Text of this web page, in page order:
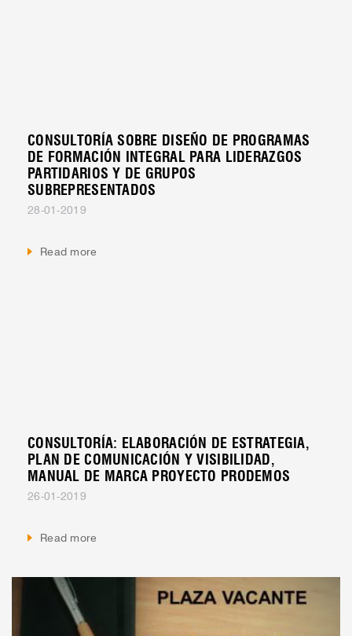
CONSULTORÍA SOBRE DISEÑO DE PROGRAMAS
DE FORMACIÓN INTEGRAL PARA LIDERAZGOS
PARTIDARIOS Y DE GRUPOS
SUBREPRESENTADOS
28-01-2019
Read more
CONSULTORÍA: ELABORACIÓN DE ESTRATEGIA,
PLAN DE COMUNICACIÓN Y VISIBILIDAD,
MANUAL DE MARCA PROYECTO PRODEMOS
26-01-2019
Read more